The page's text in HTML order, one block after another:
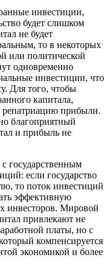
инвестиции,
будет слишком
не будет
то в некоторых
или политической
одновременно
инвестиции, что
Для того, чтобы
капитала,
репатриацию прибыли.
благоприятный
и прибыль не
государственным
если государство
то поток инвестиций
эффективную
инвесторов. Мировой
привлекают не
платы, но с
компенсируется
экономикой и более